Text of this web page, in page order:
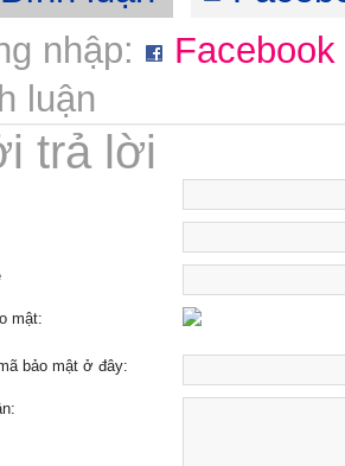
nhập:
Facebook
luận
trả lời
mật:
bảo mật ở đây: